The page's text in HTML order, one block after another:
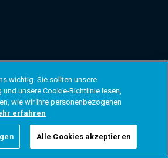
wichtig. Sie sollten unsere
unsere Cookie-Richtlinie lesen,
wie wir Ihre personenbezogenen
erfahren
Alle Cookies akzeptieren